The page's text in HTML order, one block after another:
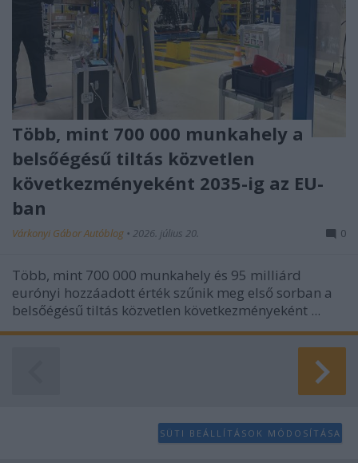
Több, mint 700 000 munkahely a
belsőégésű tiltás közvetlen
következményeként 2035-ig az EU-
ban
Várkonyi Gábor Autóblog • 2026. július 20. 0
Több, mint 700 000 munkahely és 95 milliárd
eurónyi hozzáadott érték szűnik meg első sorban a
belsőégésű tiltás közvetlen következményeként ...
SÜTI BEÁLLÍTÁSOK MÓDOSÍTÁSA